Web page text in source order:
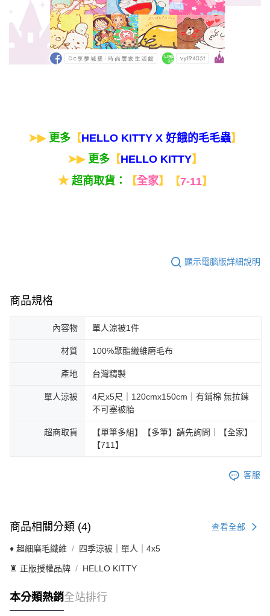
➤▶ 更多 【HELLO KITTY X 好餓的毛毛蟲】
➤▶ 更多 【HELLO KITTY】
★ 超商取貨： 【全家】 【7-11】
顯示電腦版詳細說明
商品規格
內容物 單人涼被1件
材質 100℅聚酯纖維磨毛布
產地 台灣精製
單人涼被
4尺x5尺｜120cmx150cm｜有鋪棉 無拉鍊
不可塞被胎
超商取貨
【單筆多組】【多筆】請先詢問｜【全家】
【711】
客服
商品相關分類 (4) 查看全部
♦ 超細磨毛纖維 四季涼被｜單人｜4x5
♜ 正版授權品牌 HELLO KITTY
本分類熱銷全站排行